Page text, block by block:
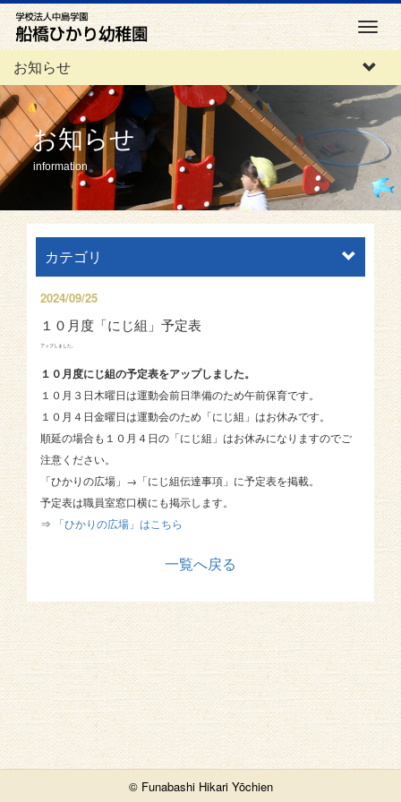
M
e
n
u
お知らせ
お知らせ
information
カテゴリ
2024/09/25
１０月度「にじ組」予定表
アップしました。
１０月度にじ組の予定表をアップしました。
１０月３日木曜日は運動会前日準備のため午前保育です。
１０月 ４日金曜日は運動会のため「にじ組」はお休みです。
順延の場合も１０月４日の「にじ組」はお休みになりますのでご
注意ください。
「ひかりの広場」→「にじ組伝達事項」に予定表を掲載。
予定表は職員室窓口横にも掲示します。
⇒
「ひかりの広場」はこちら
一覧へ戻る
© Funabashi Hikari Yōchien